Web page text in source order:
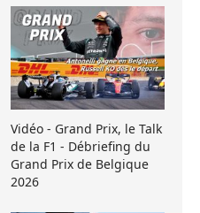
Vidéo - Grand Prix, le Talk
de la F1 - Débriefing du
Grand Prix de Belgique
2026